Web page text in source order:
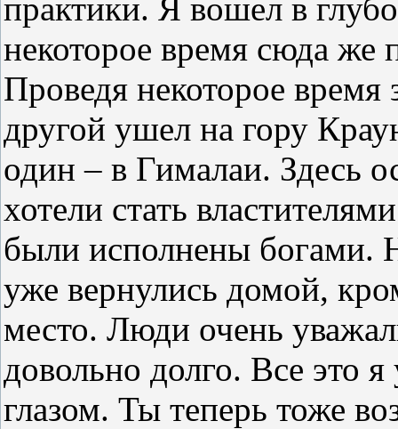
практики. Я вошел в
некоторое время сюда же
Проведя некоторое
другой ушел на гору
один – в Гималаи. Здесь
хотели стать
были исполнены богами.
уже вернулись домой,
место. Люди очень
довольно долго. Все это
глазом. Ты теперь тоже